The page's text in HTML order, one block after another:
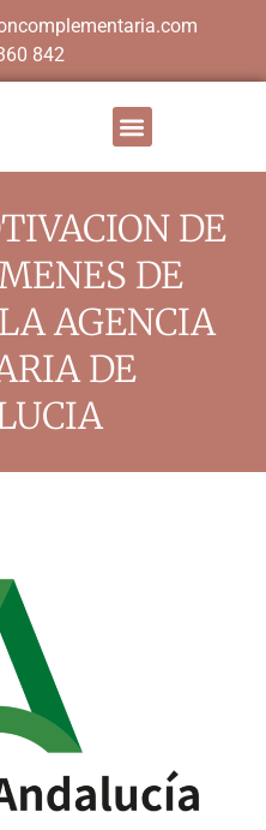
842
DE
DE
AGENCIA
DE